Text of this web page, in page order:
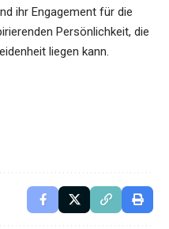
ihr Engagement für die
Persönlichkeit, die
liegen kann.